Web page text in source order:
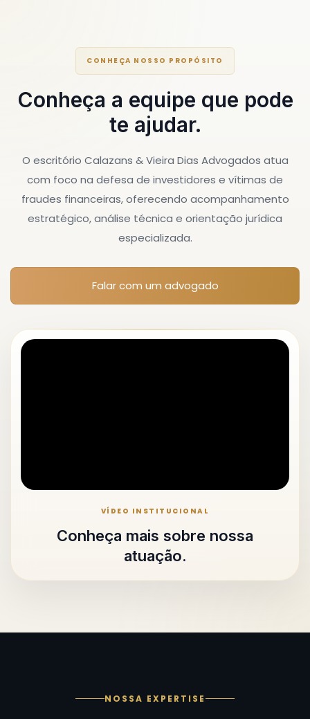
CONHEÇA NOSSO PROPÓSITO
Conheça a equipe que pode
te ajudar.
O escritório Calazans & Vieira Dias Advogados atua
com foco na defesa de investidores e vítimas de
fraudes financeiras, oferecendo acompanhamento
estratégico, análise técnica e orientação jurídica
especializada.
Falar com um advogado
VÍDEO INSTITUCIONAL
Conheça mais sobre nossa
atuação.
NOSSA EXPERTISE